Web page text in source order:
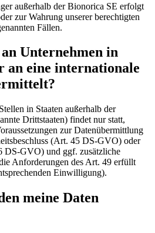
außerhalb der Bionorica SE erfolgt
zur Wahrung unserer berechtigten
Fällen.
Unternehmen in
eine internationale
in Staaten außerhalb der
Drittstaaten) findet nur statt,
zur Datenübermittlung
(Art. 45 DS-GVO) oder
DS-GVO) und ggf. zusätzliche
Anforderungen des Art. 49 erfüllt
Einwilligung).
meine Daten